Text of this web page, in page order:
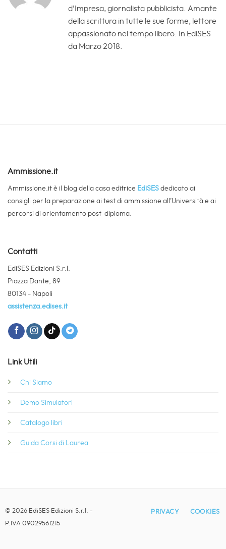
d’Impresa, giornalista pubblicista. Amante
della scrittura in tutte le sue forme, lettore
appassionato nel tempo libero. In EdiSES
da Marzo 2018.
Ammissione.it
Ammissione.it è il blog della casa editrice EdiSES dedicato ai
consigli per la preparazione ai test di ammissione all’Università e ai
percorsi di orientamento post-diploma.
Contatti
EdiSES Edizioni S.r.l.
Piazza Dante, 89
80134 - Napoli
assistenza.edises.it
Link Utili
Chi Siamo
Demo Simulatori
Catalogo libri
Guida Corsi di Laurea
© 2026 EdiSES Edizioni S.r.l. -
P.IVA 09029561215
PRIVACY COOKIES